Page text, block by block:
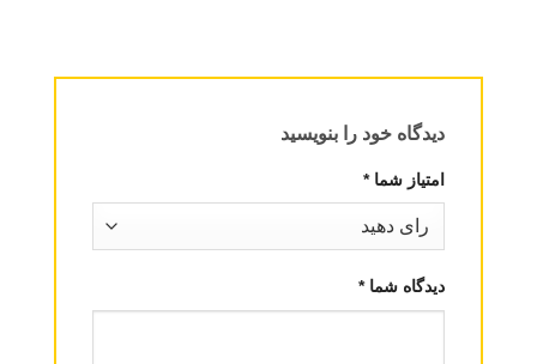
دیدگاه خود را بنویسید
امتیاز شما*
دیدگاه شما*